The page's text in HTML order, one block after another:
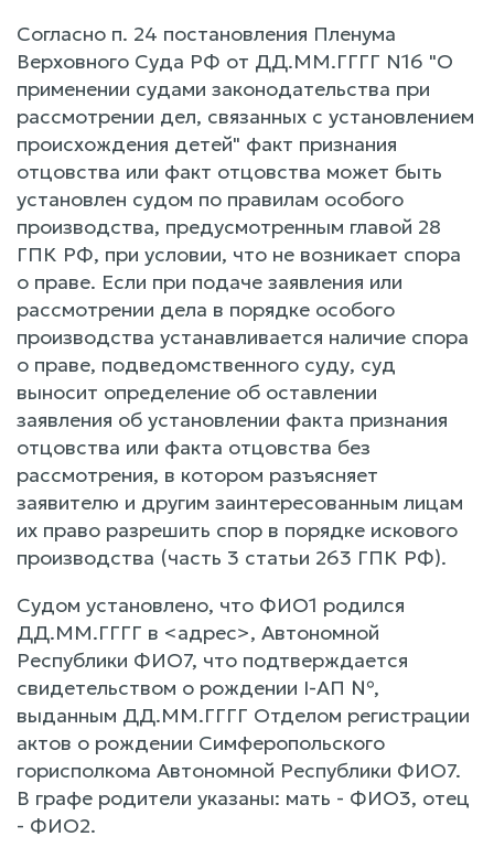
Согласно п. 24 постановления Пленума
Верховного Суда РФ от ДД.ММ.ГГГГ N16 "О
применении судами законодательства при
рассмотрении дел, связанных с установлением
происхождения детей" факт признания
отцовства или факт отцовства может быть
установлен судом по правилам особого
производства, предусмотренным главой 28
ГПК РФ, при условии, что не возникает спора
о праве. Если при подаче заявления или
рассмотрении дела в порядке особого
производства устанавливается наличие спора
о праве, подведомственного суду, суд
выносит определение об оставлении
заявления об установлении факта признания
отцовства или факта отцовства без
рассмотрения, в котором разъясняет
заявителю и другим заинтересованным лицам
их право разрешить спор в порядке искового
производства (часть 3 статьи 263 ГПК РФ).
Судом установлено, что ФИО1 родился
ДД.ММ.ГГГГ в <адрес>, Автономной
Республики ФИО7, что подтверждается
свидетельством о рождении I-АП №,
выданным ДД.ММ.ГГГГ Отделом регистрации
актов о рождении Симферопольского
горисполкома Автономной Республики ФИО7.
В графе родители указаны: мать - ФИО3, отец
- ФИО2.